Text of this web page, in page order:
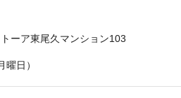
ーア東尾久マンション103
日）